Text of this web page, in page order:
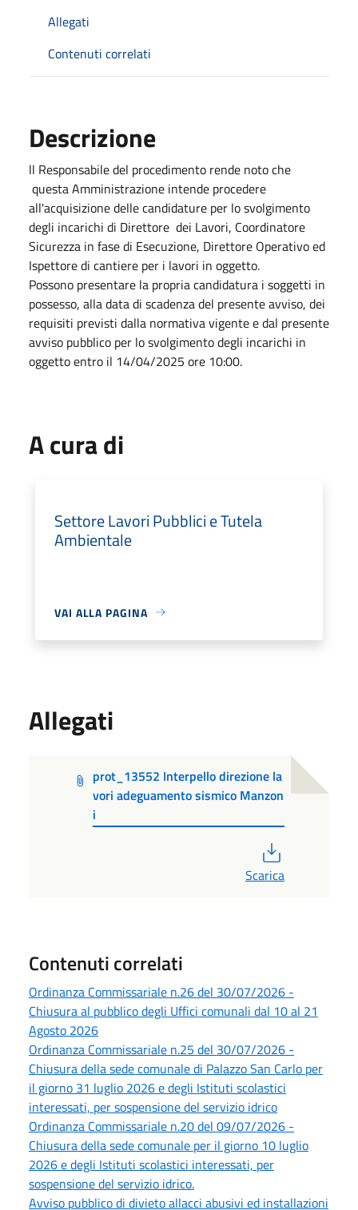
Allegati
Contenuti correlati
Descrizione
ll Responsabile del procedimento rende noto che
questa Amministrazione intende procedere
all'acquisizione delle candidature per lo svolgimento
degli incarichi di Direttore dei Lavori, Coordinatore
Sicurezza in fase di Esecuzione, Direttore Operativo ed
Ispettore di cantiere per i lavori in oggetto.
Possono presentare la propria candidatura i soggetti in
possesso, alla data di scadenza del presente avviso, dei
requisiti previsti dalla normativa vigente e dal presente
avviso pubblico per lo svolgimento degli incarichi in
oggetto entro il 14/04/2025 ore 10:00.
A cura di
Settore Lavori Pubblici e Tutela
Ambientale
VAI ALLA PAGINA
Allegati
prot_13552 Interpello direzione la
vori adeguamento sismico Manzon
i
Scarica
Contenuti correlati
Ordinanza Commissariale n.26 del 30/07/2026 -
Chiusura al pubblico degli Uffici comunali dal 10 al 21
Agosto 2026
Ordinanza Commissariale n.25 del 30/07/2026 -
Chiusura della sede comunale di Palazzo San Carlo per
il giorno 31 luglio 2026 e degli Istituti scolastici
interessati, per sospensione del servizio idrico
Ordinanza Commissariale n.20 del 09/07/2026 -
Chiusura della sede comunale per il giorno 10 luglio
2026 e degli Istituti scolastici interessati, per
sospensione del servizio idrico.
Avviso pubblico di divieto allacci abusivi ed installazioni